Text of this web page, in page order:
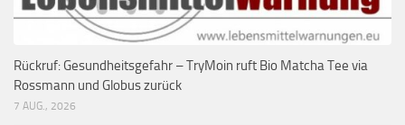
Rückruf: Gesundheitsgefahr – TryMoin ruft Bio Matcha Tee via
Rossmann und Globus zurück
7 AUG., 2026